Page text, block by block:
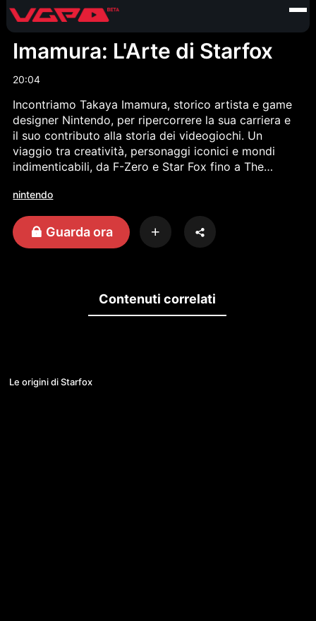
Imamura: L'Arte di Starfox
20:04
Incontriamo Takaya Imamura, storico artista e game
designer Nintendo, per ripercorrere la sua carriera e
il suo contributo alla storia dei videogiochi. Un
viaggio tra creatività, personaggi iconici e mondi
indimenticabili, da F-Zero e Star Fox fino a The
direttamente da uno dei protagonisti dell’industria
giapponese.
nintendo
Guarda ora
Contenuti correlati
Le origini di Starfox